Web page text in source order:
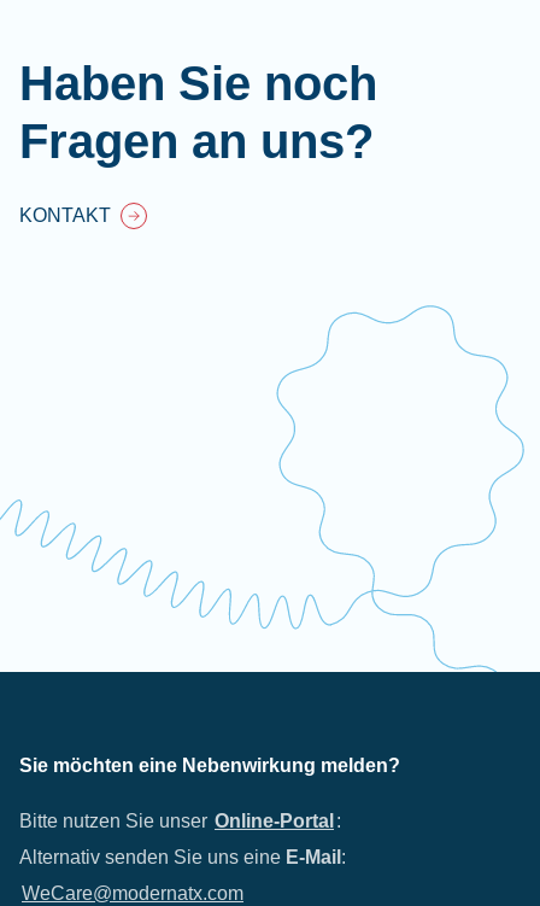
Haben Sie noch
Fragen an uns?
KONTAKT
Sie möchten eine Nebenwirkung melden?
Bitte nutzen Sie unser Online-Portal :
Alternativ senden Sie uns eine E-Mail :
WeCare@modernatx.com